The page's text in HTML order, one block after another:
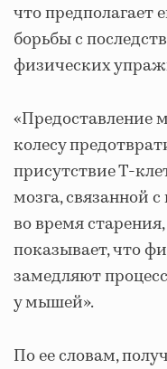
что
борьбы с
физических
«Предоставление
колесу
присутствие Т-
мозга, связанной
во время
показывает, что
замедляют
у мышей».
По ее словам,